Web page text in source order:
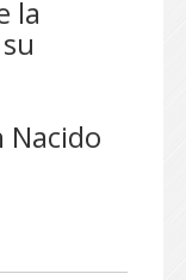
la
Nacido